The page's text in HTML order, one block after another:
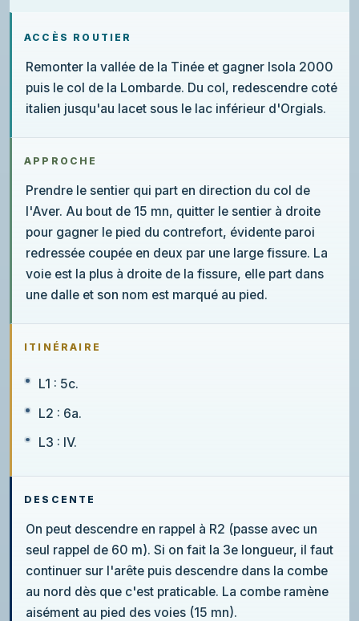
ACCÈS ROUTIER
Remonter la vallée de la Tinée et gagner Isola 2000
puis le col de la Lombarde. Du col, redescendre coté
italien jusqu'au lacet sous le lac inférieur d'Orgials.
APPROCHE
Prendre le sentier qui part en direction du col de
l'Aver. Au bout de 15 mn, quitter le sentier à droite
pour gagner le pied du contrefort, évidente paroi
redressée coupée en deux par une large fissure. La
voie est la plus à droite de la fissure, elle part dans
une dalle et son nom est marqué au pied.
ITINÉRAIRE
L1 : 5c.
L2 : 6a.
L3 : IV.
DESCENTE
On peut descendre en rappel à R2 (passe avec un
seul rappel de 60 m). Si on fait la 3e longueur, il faut
continuer sur l'arête puis descendre dans la combe
au nord dès que c'est praticable. La combe ramène
aisément au pied des voies (15 mn).